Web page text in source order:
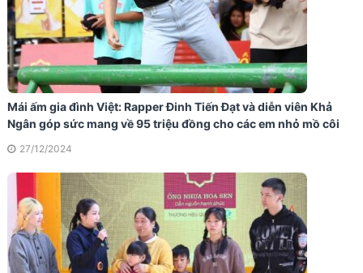
Mái ấm gia đình Việt: Rapper Đinh Tiến Đạt và diễn viên Khả
Ngân góp sức mang về 95 triệu đồng cho các em nhỏ mồ côi
27/12/2024